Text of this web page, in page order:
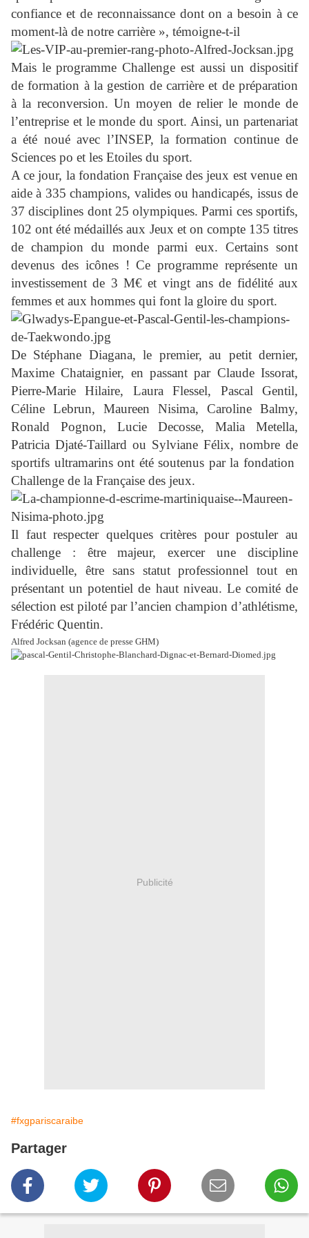
confiance et de reconnaissance dont on a besoin à ce
moment-là de notre carrière », témoigne-t-il
Mais le programme Challenge est aussi un dispositif
de formation à la gestion de carrière et de préparation
à la reconversion. Un moyen de relier le monde de
l’entreprise et le monde du sport. Ainsi, un partenariat
a été noué avec l’INSEP, la formation continue de
Sciences po et les Etoiles du sport.
A ce jour, la fondation Française des jeux est venue en
aide à 335 champions, valides ou handicapés, issus de
37 disciplines dont 25 olympiques. Parmi ces sportifs,
102 ont été médaillés aux Jeux et on compte 135 titres
de champion du monde parmi eux. Certains sont
devenus des icônes ! Ce programme représente un
investissement de 3 M€ et vingt ans de fidélité aux
femmes et aux hommes qui font la gloire du sport.
De Stéphane Diagana, le premier, au petit dernier,
Maxime Chataignier, en passant par Claude Issorat,
Pierre-Marie Hilaire, Laura Flessel, Pascal Gentil,
Céline Lebrun, Maureen Nisima, Caroline Balmy,
Ronald Pognon, Lucie Decosse, Malia Metella,
Patricia Djaté-Taillard ou Sylviane Félix, nombre de
sportifs ultramarins ont été soutenus par la fondation
Challenge de la Française des jeux.
Il faut respecter quelques critères pour postuler au
challenge : être majeur, exercer une discipline
individuelle, être sans statut professionnel tout en
présentant un potentiel de haut niveau. Le comité de
sélection est piloté par l’ancien champion d’athlétisme,
Frédéric Quentin.
Alfred Jocksan (agence de presse GHM)
Publicité
#fxgpariscaraibe
Partager